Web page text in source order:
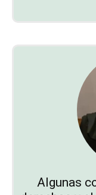
Algunas